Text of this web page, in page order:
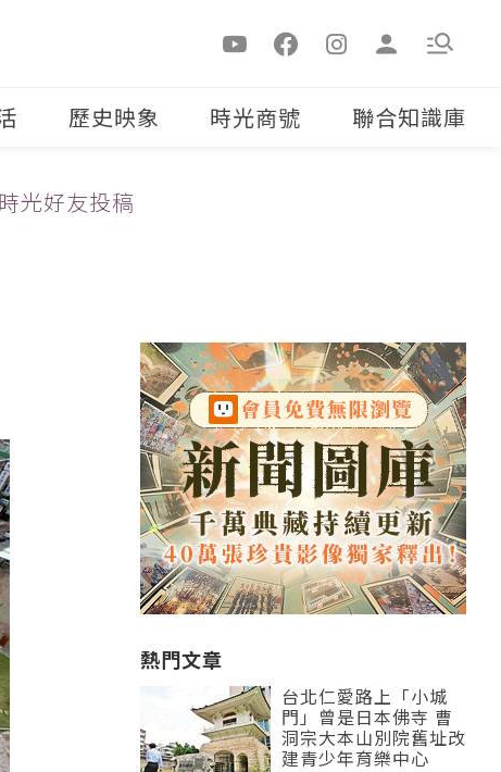
歷史映象 時光商號 聯合知識庫
光好友投稿
熱門文章
台北仁愛路上「小城
門」曾是日本佛寺 曹
洞宗大本山別院舊址改
建青少年育樂中心